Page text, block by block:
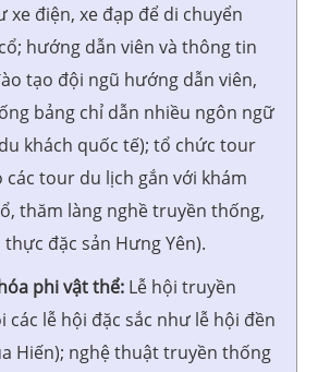
điện, xe đạp để di chuyển
hướng dẫn viên và thông tin
tạo đội ngũ hướng dẫn viên,
bảng chỉ dẫn nhiều ngôn ngữ
khách quốc tế); tổ chức tour
tour du lịch gắn với khám
thăm làng nghề truyền thống,
đặc sản Hưng Yên).
phi vật thể: Lễ hội truyền
các lễ hội đặc sắc như lễ hội đền
Hiến); nghệ thuật truyền thống